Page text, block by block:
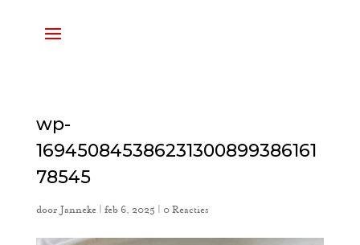
wp-
169450845386231300899386161
78545
door Janneke| feb 6, 2025 0 Reacties